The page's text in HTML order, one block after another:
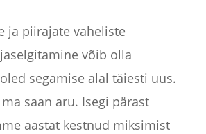
ja piirajate vaheliste
võib olla
segamise alal täiesti uus.
saan aru. Isegi pärast
aastat kestnud miksimist